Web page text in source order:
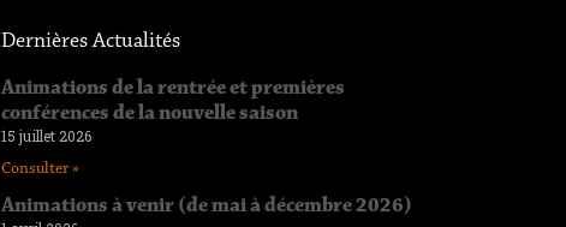
Dernières Actualités
Animations de la rentrée et premières
conférences de la nouvelle saison
15 juillet 2026
Consulter »
Animations à venir (de mai à décembre 2026)